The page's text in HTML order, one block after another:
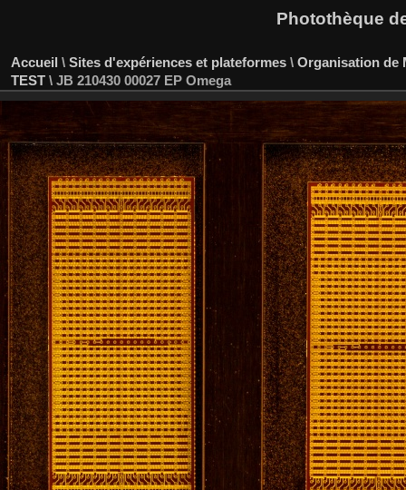
Photothèque
Accueil \ Sites d'expériences et plateformes \ Organisation de
TEST \ JB 210430 00027 EP Omega